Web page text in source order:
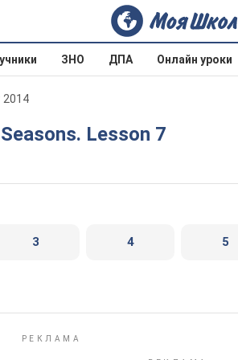
ЗНО ДПА Онлайн уроки
2014
Lesson 7
3 4 5